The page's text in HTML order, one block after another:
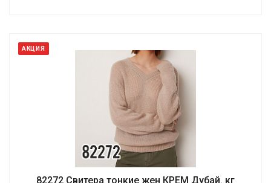
АКЦИЯ
82272 Свитера тонкие жен КРЕМ Дубай. кг